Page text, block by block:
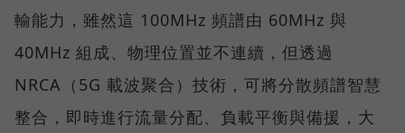
輸能力，雖然這 100MHz 頻譜由 60MHz 與
40MHz 組成、物理位置並不連續，但透過
NRCA（5G 載波聚合）技術，可將分散頻譜智慧
整合，即時進行流量分配、負載平衡與備援，大